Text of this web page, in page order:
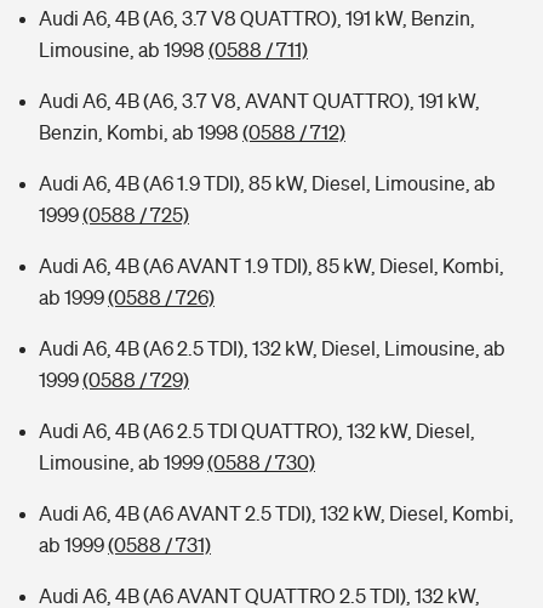
Audi A6, 4B (A6, 3.7 V8 QUATTRO), 191 kW, Benzin,
Limousine, ab 1998 (0588 / 711)
Audi A6, 4B (A6, 3.7 V8, AVANT QUATTRO), 191 kW,
Benzin, Kombi, ab 1998 (0588 / 712)
Audi A6, 4B (A6 1.9 TDI), 85 kW, Diesel, Limousine, ab
1999(0588 / 725)
Audi A6, 4B (A6 AVANT 1.9 TDI), 85 kW, Diesel, Kombi,
ab 1999(0588 / 726)
Audi A6, 4B (A6 2.5 TDI), 132 kW, Diesel, Limousine, ab
1999(0588 / 729)
Audi A6, 4B (A6 2.5 TDI QUATTRO), 132 kW, Diesel,
Limousine, ab 1999(0588 / 730)
Audi A6, 4B (A6 AVANT 2.5 TDI), 132 kW, Diesel, Kombi,
ab 1999(0588 / 731)
Audi A6, 4B (A6 AVANT QUATTRO 2.5 TDI), 132 kW,